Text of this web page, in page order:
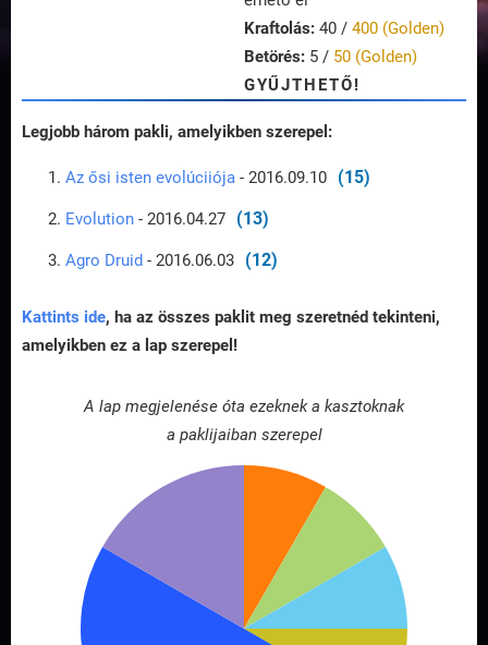
Kraftolás: 40 / 400 (Golden)
Betörés: 5 / 50 (Golden)
GYŰJTHETŐ!
Legjobb három pakli, amelyikben szerepel:
Az ősi isten evolúciiója - 2016.09.10 (15)
Evolution - 2016.04.27 (13)
Agro Druid - 2016.06.03 (12)
Kattints ide, ha az összes paklit meg szeretnéd tekinteni,
amelyikben ez a lap szerepel!
A lap megjelenése óta ezeknek a kasztoknak
a paklijaiban szerepel